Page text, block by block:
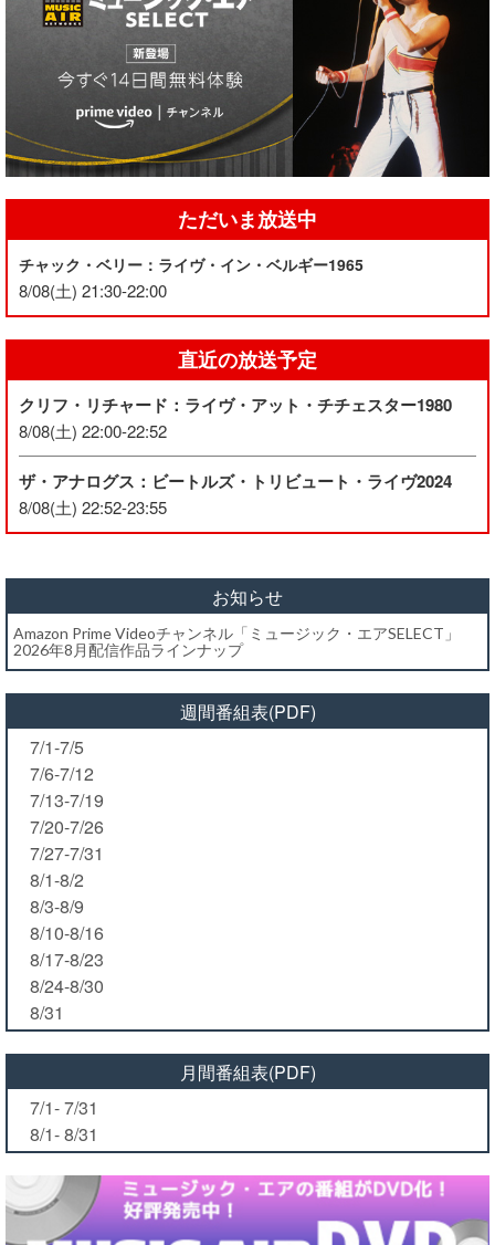
ただいま放送中
チャック・ベリー：ライヴ・イン・ベルギー1965
8/08(土) 21:30-22:00
直近の放送予定
クリフ・リチャード：ライヴ・アット・チチェスター1980
8/08(土) 22:00-22:52
ザ・アナログス：ビートルズ・トリビュート・ライヴ2024
8/08(土) 22:52-23:55
お知らせ
Amazon Prime Videoチャンネル「ミュージック・エアSELECT」
2026年8月配信作品ラインナップ
週間番組表(PDF)
7/1-7/5
7/6-7/12
7/13-7/19
7/20-7/26
7/27-7/31
8/1-8/2
8/3-8/9
8/10-8/16
8/17-8/23
8/24-8/30
8/31
月間番組表(PDF)
7/1- 7/31
8/1- 8/31